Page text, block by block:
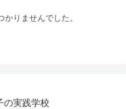
かりませんでした。
の実践学校